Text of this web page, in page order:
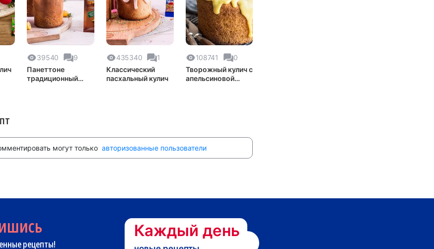
39540
9
Панеттоне
традиционный
435340
1
Классический
пасхальный кулич
108741
0
Творожный кулич с
апельсиновой
могут толькоавторизованные пользователи
рецепты!
Каждый день